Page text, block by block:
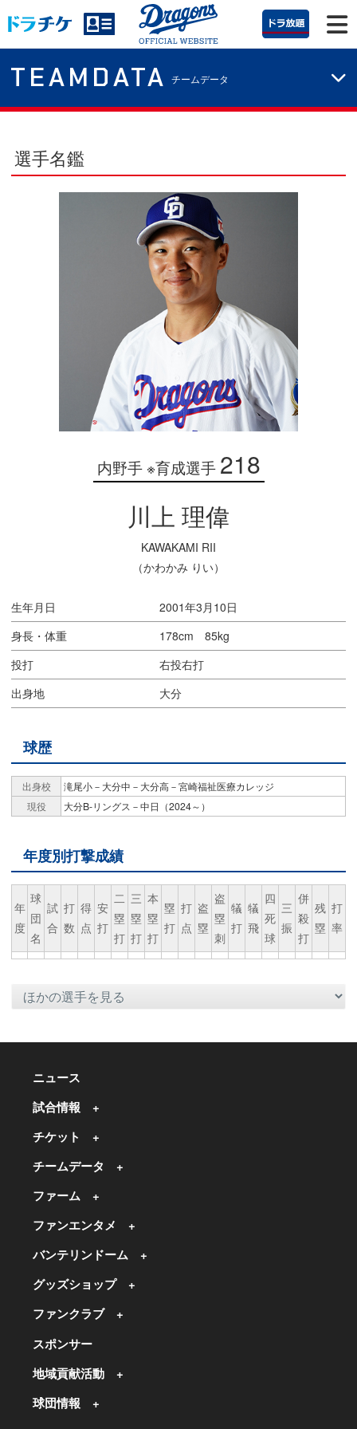
TEAMDATA チームデータ
選手名鑑
内野手 ※育成選手 218
川上 理偉
KAWAKAMI RII
（かわかみ りい）
生年月日
2001年3月10日
身長・体重
178cm 85kg
投打
右投右打
出身地
大分
球歴
出身校
滝尾小－大分中－大分高－宮崎福祉医療カレッジ
現役
大分B-リングス－中日（2024～）
年度別打撃成績
年
度
球
団
名
試
合
打
数
得
点
安
打
二
塁
打
三
塁
打
本
塁
打
塁
打
打
点
盗
塁
盗
塁
刺
犠
打
犠
飛
四
死
球
三
振
併
殺
打
残
塁
打
率
ニュース
試合情報
チケット
チームデータ
ファーム
ファンエンタメ
バンテリンドーム
グッズショップ
ファンクラブ
スポンサー
地域貢献活動
球団情報